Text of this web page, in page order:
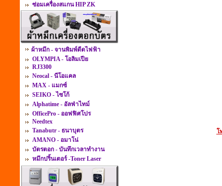
ซ่อมเครื่องสแกน HIP ZK
ผ้าหมึก - จานพิมพ์ดีดไฟฟ้า
OLYMPIA - โอลิมเปีย
RJ3300
Neocal - นีโอแคล
MAX - แมกซ์
SEIKO - ไซโก้
Alphatime - อัลฟ่าไทม์
OfficePro - ออฟฟิศโปร
Needtex
Tanabutr - ธนาบุตร
AMANO - อมาโน่
บัตรตอก - บันทึกเวลาทำงาน
หมึกปริ้นเตอร์ -Toner Laser
โ